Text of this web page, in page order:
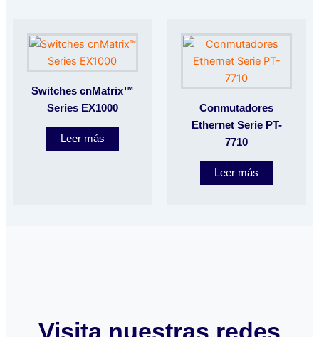
Switches cnMatrix™
Series EX1000
Leer más
Conmutadores
Ethernet Serie PT-
7710
Leer más
Visita nuestras redes